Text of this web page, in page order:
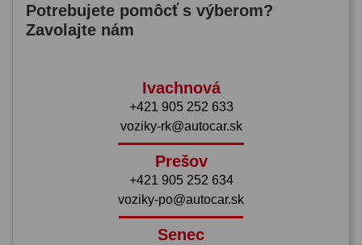
Potrebujete pomôcť s výberom?
Zavolajte nám
Ivachnová
+421 905 252 633
voziky-rk@autocar.sk
Prešov
+421 905 252 634
voziky-po@autocar.sk
Senec